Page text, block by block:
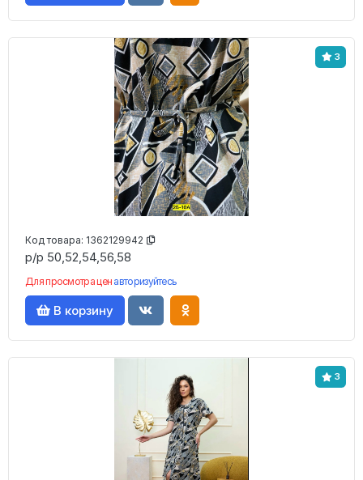
3
Код товара: 1362129942
р/р 50,52,54,56,58
Для просмотра цен авторизуйтесь
В корзину
3